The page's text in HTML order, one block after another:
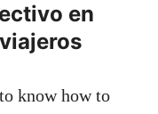
en
know how to